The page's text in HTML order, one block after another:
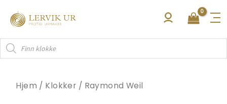
rett
innholdet
Products
search
Hjem / Klokker / Raymond Weil